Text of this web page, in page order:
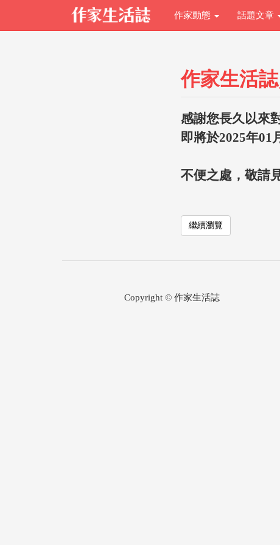
作家動態 話題文章
作家生活
感謝您長久以來
即將於2025年01
不便之處，敬請
繼續瀏覽
Copyright © 作家生活誌